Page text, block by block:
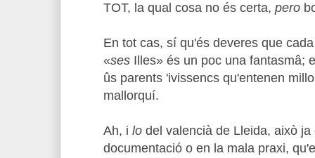
TOT, la qual cosa no és certa, pero
En tot cas, sí qu'és deveres que
«ses Illes» és un poc una fantasmâ;
ûs parents 'ivissencs qu'entenen
mallorquí.
Ah, i lo del valencià de Lleida, això
documentació o en la mala praxi,